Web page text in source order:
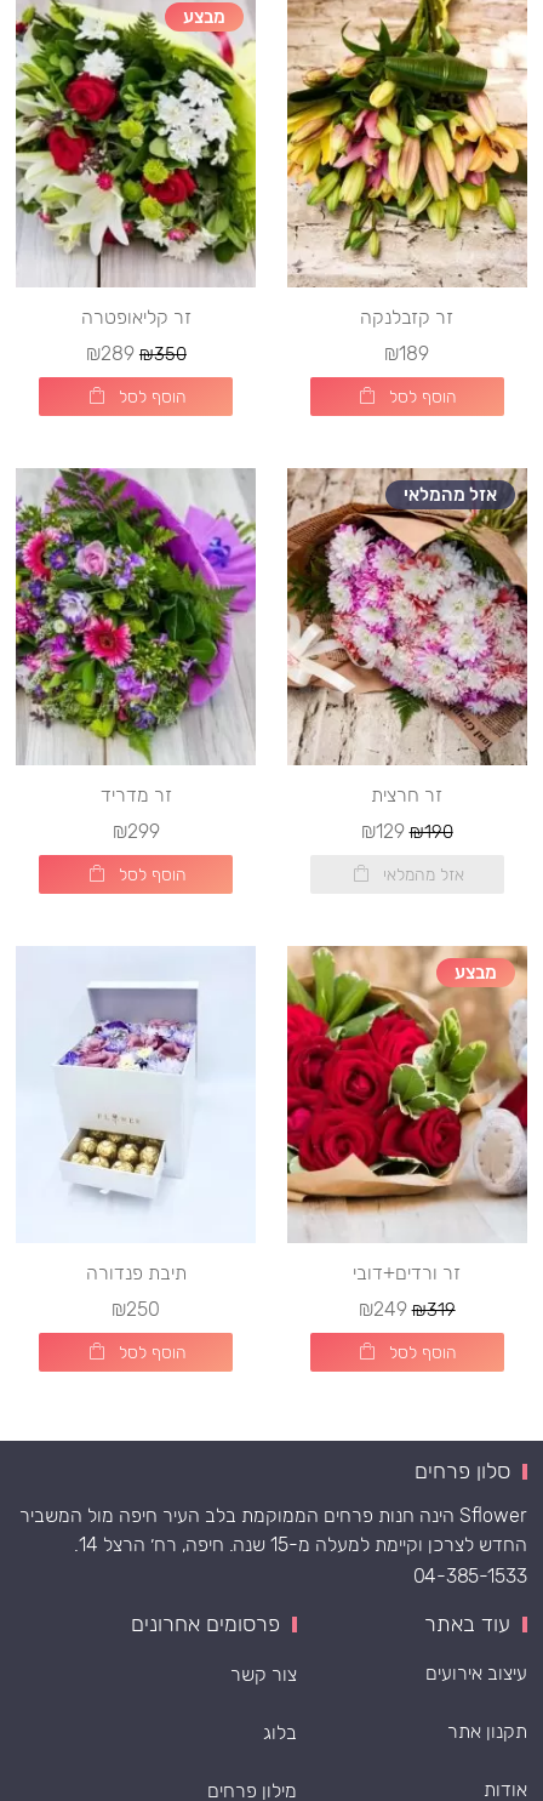
זר קזבלנקה
₪189
הוסף לסל
מבצע
זר קליאופטרה
₪350
₪289
הוסף לסל
אזל מהמלאי
זר חרצית
₪190
₪129
אזל מהמלאי
זר מדריד
₪299
הוסף לסל
מבצע
זר ורדים+דובי
₪319
₪249
הוסף לסל
תיבת פנדורה
₪250
הוסף לסל
סלון פרחים
Sflower הינה חנות פרחים הממוקמת בלב העיר חיפה מול המשביר
החדש לצרכן וקיימת למעלה מ-15 שנה. חיפה, רח׳ הרצל 14.
04-385-1533
עוד באתר
עיצוב אירועים
תקנון אתר
אודות
פרסומים אחרונים
צור קשר
בלוג
מילון פרחים